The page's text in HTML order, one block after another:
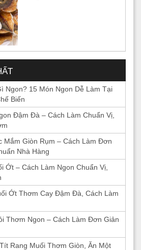
Ngon? 15 Món Ngon Dễ Làm Tại
Biến
Đậm Đà – Cách Làm Chuẩn Vị,
Mắm Giòn Rụm – Cách Làm Đơn
Nhà Hàng
Ớt – Cách Làm Ngon Chuẩn Vị,
Ớt Thơm Cay Đậm Đà, Cách Làm
Thơm Ngon – Cách Làm Đơn Giản
Rang Muối Thơm Giòn, Ăn Một